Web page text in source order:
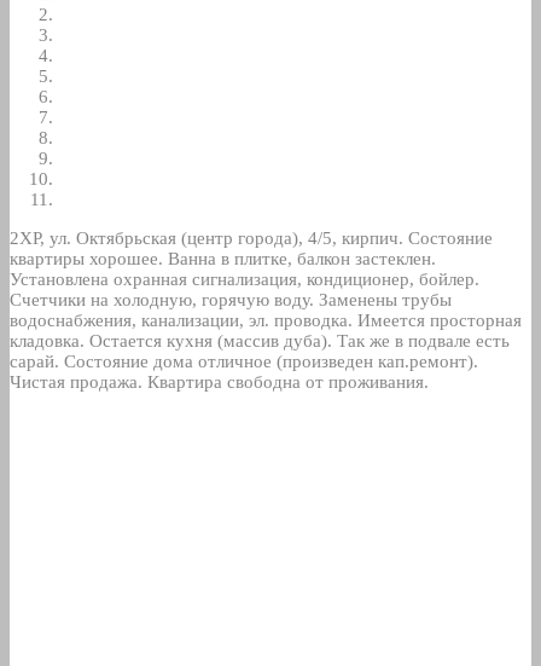
2ХР, ул. Октябрьская (центр города), 4/5, кирпич. Состояние
квартиры хорошее. Ванна в плитке, балкон застеклен.
Установлена охранная сигнализация, кондиционер, бойлер.
Счетчики на холодную, горячую воду. Заменены трубы
водоснабжения, канализации, эл. проводка. Имеется просторная
кладовка. Остается кухня (массив дуба). Так же в подвале есть
сарай. Состояние дома отличное (произведен кап.ремонт).
Чистая продажа. Квартира свободна от проживания.